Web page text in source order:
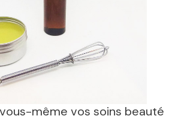
même vos soins beauté